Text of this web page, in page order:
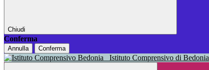
Chiudi
Conferma
Annulla Conferma
Istituto Comprensivo di Bedonia